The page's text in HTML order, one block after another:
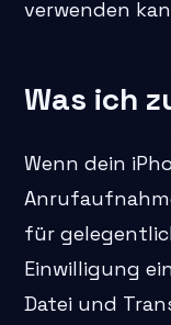
verwenden
Was ich
Wenn dein
für
Einwilligung
Datei und